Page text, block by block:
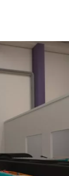
Најава Македонија